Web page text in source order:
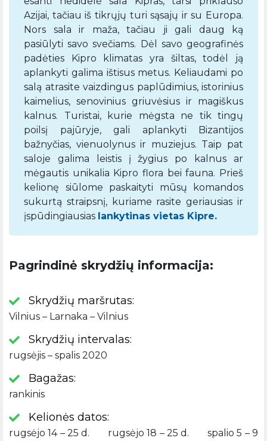
Azijai, tačiau iš tikrųjų turi sąsajų ir su Europa.
Nors sala ir maža, tačiau ji gali daug ką
pasiūlyti savo svečiams. Dėl savo geografinės
padėties Kipro klimatas yra šiltas, todėl ją
aplankyti galima ištisus metus. Keliaudami po
salą atrasite vaizdingus paplūdimius, istorinius
kaimelius, senovinius griuvėsius ir magiškus
kalnus. Turistai, kurie mėgsta ne tik tingų
poilsį pajūryje, gali aplankyti Bizantijos
bažnyčias, vienuolynus ir muziejus. Taip pat
saloje galima leistis į žygius po kalnus ar
mėgautis unikalia Kipro flora bei fauna. Prieš
kelionę siūlome paskaityti mūsų komandos
sukurtą straipsnį, kuriame rasite geriausias ir
įspūdingiausias lankytinas vietas Kipre.
Pagrindinė skrydžių informacija:
Skrydžių maršrutas:
Vilnius – Larnaka – Vilnius
Skrydžių intervalas:
rugsėjis – spalis 2020
Bagažas:
rankinis
Kelionės datos:
rugsėjo 14 – 25 d. rugsėjo 18 – 25 d. spalio 5 – 9